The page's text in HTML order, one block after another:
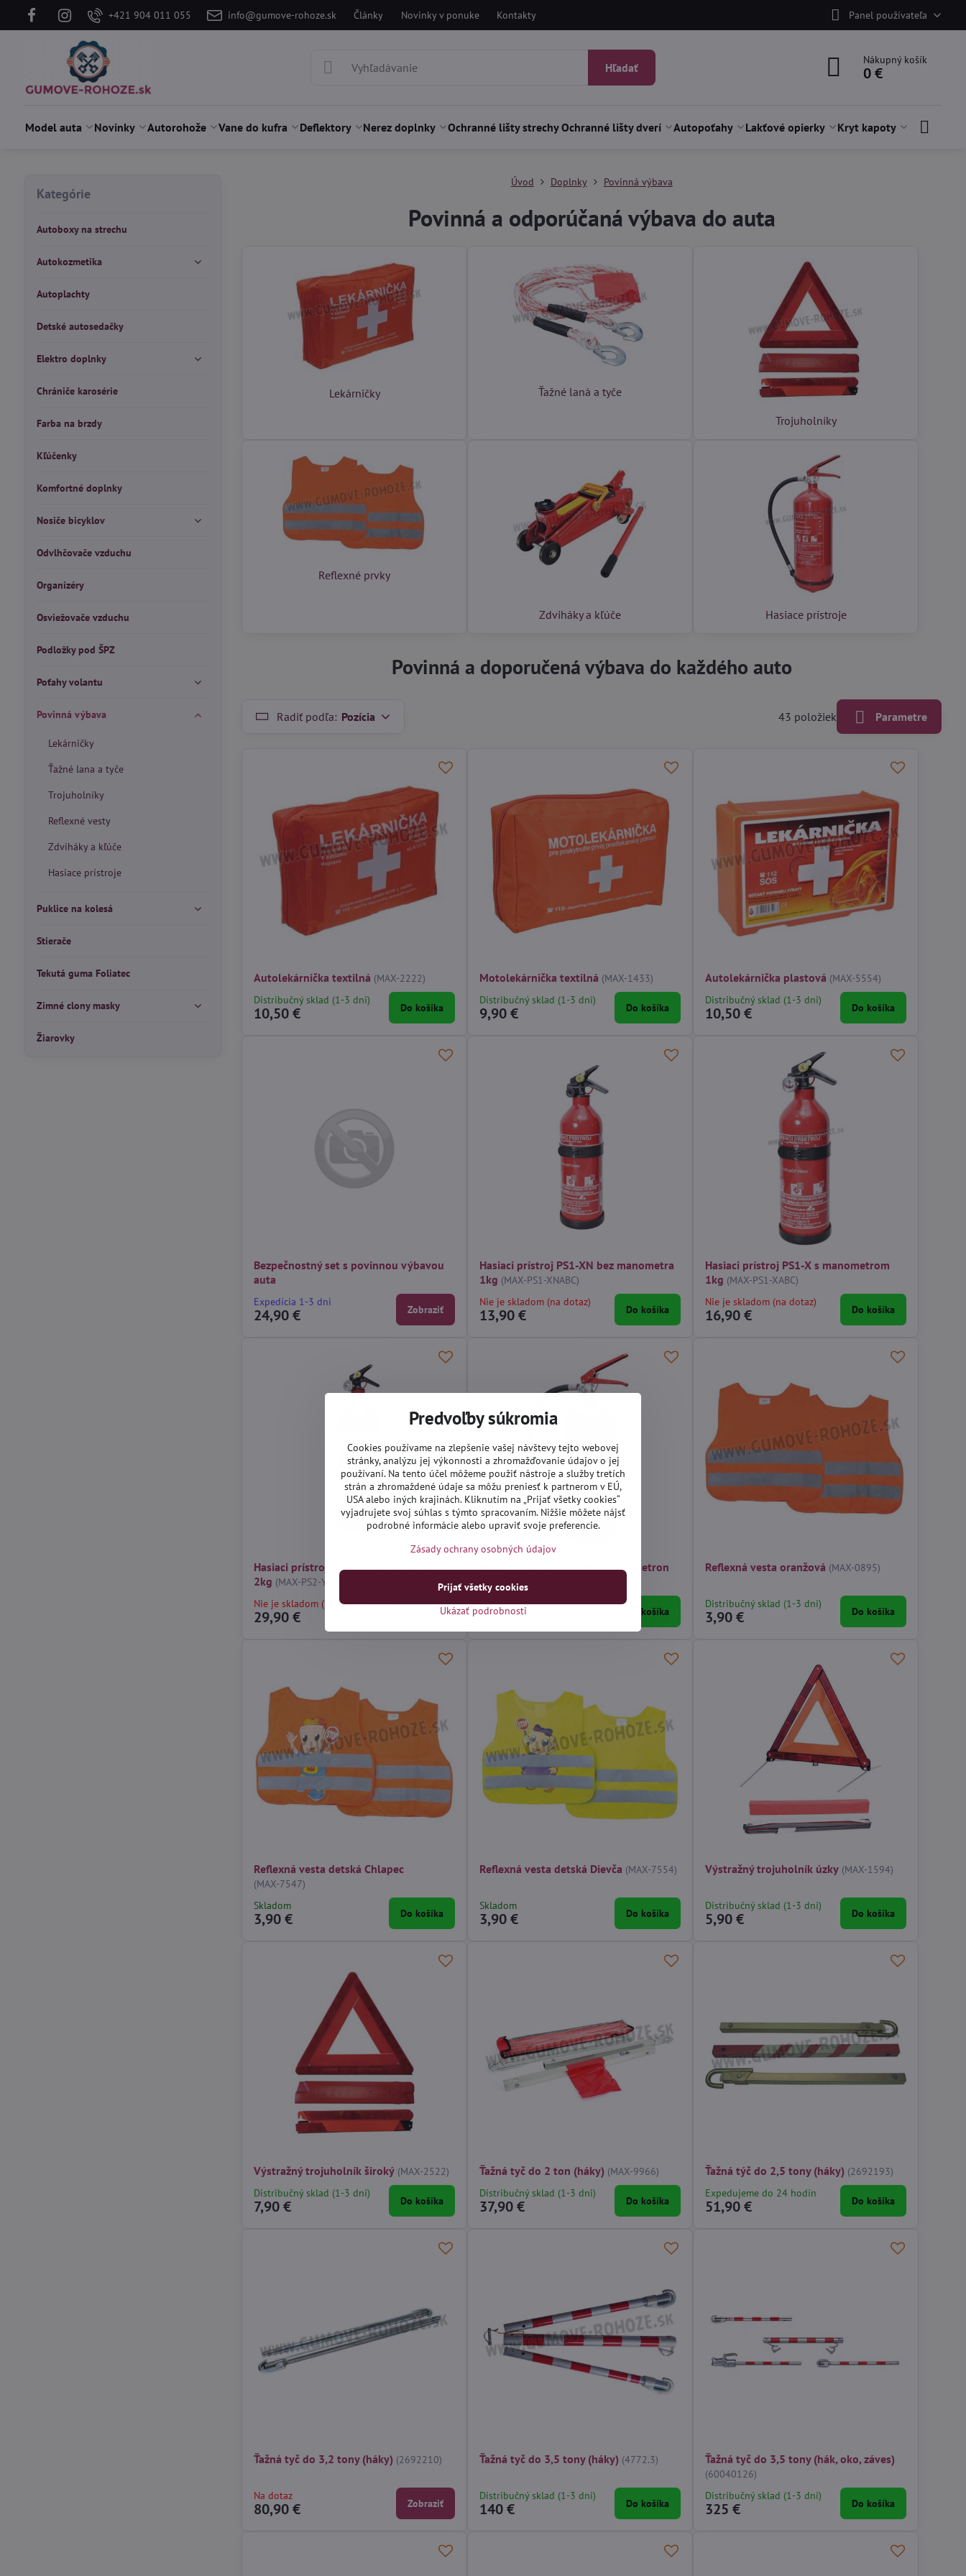
+421 904 011 055 info@gumove-rohoze.sk Články Novinky v ponuke Kontakty Panel používateľa
Hľadať
Nákupný košík
0 €
Model auta Novinky Autorohože Vane do kufra Deflektory Nerez doplnky Ochranné lišty strechyOchranné lišty dverí Autopoťahy Lakťové opierky Kryt kapoty
Úvod Doplnky Povinná výbava
Povinná a odporúčaná výbava do auta
Lekárničky
Ťažné laná a tyče
Trojuholníky
Reflexné prvky
Zdviháky a kľúče Hasiace prístroje
Povinná a doporučená výbava do každého auto
Radiť podľa: Pozícia 43 položiek Parametre
Autolekárnička textilná (MAX-2222)
Distribučný sklad (1-3 dni)
10,50 € Do košíka
Motolekárnička textilná (MAX-1433)
Distribučný sklad (1-3 dni)
9,90 € Do košíka
Autolekárnička plastová (MAX-5554)
Distribučný sklad (1-3 dni)
10,50 € Do košíka
Bezpečnostný set s povinnou výbavou
auta
Expedícia 1-3 dni
24,90 € Zobraziť
Hasiaci prístroj PS1-XN bez manometra
1kg (MAX-PS1-XNABC)
Nie je skladom (na dotaz)
13,90 € Do košíka
Hasiaci prístroj PS1-X s manometrom
1kg (MAX-PS1-XABC)
Nie je skladom (na dotaz)
16,90 € Do košíka
Hasiaci prístroj PS2-Y s manometrom
2kg (MAX-PS2-YABC)
Nie je skladom (na dotaz)
29,90 € Do košíka
Hasiaci prístroj PS6-HH s manometron
6kg
(MAX-PS6-HH)
Distribučný sklad (1-3 dni)
42,90 € Do košíka
Reflexná vesta oranžová (MAX-0895)
Distribučný sklad (1-3 dni)
3,90 € Do košíka
Reflexná vesta detská Chlapec
(MAX-7547)
Skladom
3,90 € Do košíka
Reflexná vesta detská Dievča (MAX-7554)
Skladom
3,90 € Do košíka
Výstražný trojuholník úzky (MAX-1594)
Distribučný sklad (1-3 dni)
5,90 € Do košíka
Výstražný trojuholník široký (MAX-2522)
Distribučný sklad (1-3 dni)
7,90 € Do košíka
Ťažná tyč do 2 ton (háky) (MAX-9966)
Distribučný sklad (1-3 dni)
37,90 € Do košíka
Ťažná týč do 2,5 tony (háky) (2692193)
Expedujeme do 24 hodín
51,90 € Do košíka
Ťažná tyč do 3,2 tony (háky) (2692210)
Na dotaz
80,90 € Zobraziť
Ťažná tyč do 3,5 tony (háky) (4772.3)
Distribučný sklad (1-3 dni)
140 € Do košíka
Ťažná tyč do 3,5 tony (hák, oko, záves)
(60040126)
Distribučný sklad (1-3 dni)
325 € Do košíka
Kategórie
Autoboxy na strechu
Autokozmetika
Autoplachty
Detské autosedačky
Elektro doplnky
Chrániče karosérie
Farba na brzdy
Kľúčenky
Komfortné doplnky
Nosiče bicyklov
Odvlhčovače vzduchu
Organizéry
Osviežovače vzduchu
Podložky pod ŠPZ
Poťahy volantu
Povinná výbava
Lekárničky
Ťažné lana a tyče
Trojuholníky
Reflexné vesty
Zdviháky a kľúče
Hasiace prístroje
Puklice na kolesá
Stierače
Tekutá guma Foliatec
Zimné clony masky
Žiarovky
Predvoľby súkromia
Cookies používame na zlepšenie vašej návštevy tejto webovej
stránky, analýzu jej výkonnosti a zhromažďovanie údajov o jej
používaní. Na tento účel môžeme použiť nástroje a služby tretích
strán a zhromaždené údaje sa môžu preniesť k partnerom v EÚ,
USA alebo iných krajinách. Kliknutím na „Prijať všetky cookies“
vyjadrujete svoj súhlas s týmto spracovaním. Nižšie môžete nájsť
podrobné informácie alebo upraviť svoje preferencie.
Zásady ochrany osobných údajov
Ukázať podrobnosti
Prijať všetky cookies